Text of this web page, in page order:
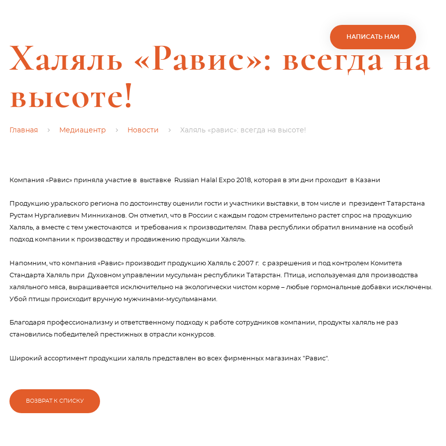
НАПИСАТЬ НАМ
Халяль «Равис»: всегда на
высоте!
Главная Медиацентр Новости Халяль «равис»: всегда на высоте!
Компания «Равис» приняла участие в выставке Russian Halal Expo 2018, которая в эти дни проходит в Казани
Продукцию уральского региона по достоинству оценили гости и участники выставки, в том числе и президент Татарстана
Рустам Нургалиевич Минниханов. Он отметил, что в России с каждым годом стремительно растет спрос на продукцию
Халяль, а вместе с тем ужесточаются и требования к производителям. Глава республики обратил внимание на особый
подход компании к производству и продвижению продукции Халяль.
Напомним, что компания «Равис» производит продукцию Халяль с 2007 г. с разрешения и под контролем Комитета
Стандарта Халяль при Духовном управлении мусульман республики Татарстан. Птица, используемая для производства
халяльного мяса, выращивается исключительно на экологически чистом корме – любые гормональные добавки исключены.
Убой птицы происходит вручную мужчинами-мусульманами.
Благодаря профессионализму и ответственному подходу к работе сотрудников компании, продукты халяль не раз
становились победителей престижных в отрасли конкурсов.
Широкий ассортимент продукции халяль представлен во всех фирменных магазинах "Равис".
ВОЗВРАТ К СПИСКУ